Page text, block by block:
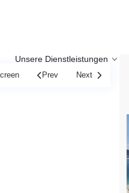
Unsere Dienstleistungen
Prev Next